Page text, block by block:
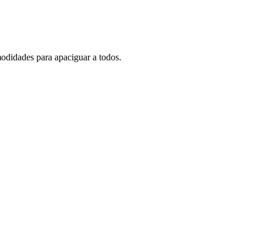
para apaciguar a todos.